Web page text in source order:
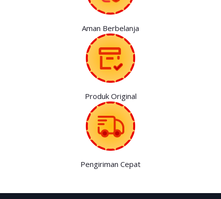
Aman Berbelanja
Produk Original
Pengiriman Cepat